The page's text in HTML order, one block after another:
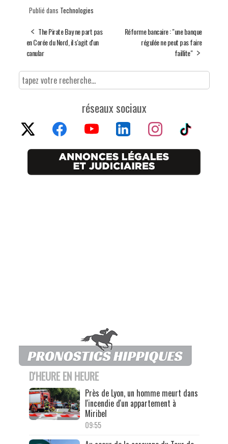
Publié dans Technologies
The Pirate Bay ne part pas
en Corée du Nord, il s'agit d'un
canular
Réforme bancaire : "une banque
régulée ne peut pas faire
faillite"
réseaux sociaux
D'HEURE EN HEURE
Près de Lyon, un homme meurt dans
l'incendie d'un appartement à
Miribel
09:55